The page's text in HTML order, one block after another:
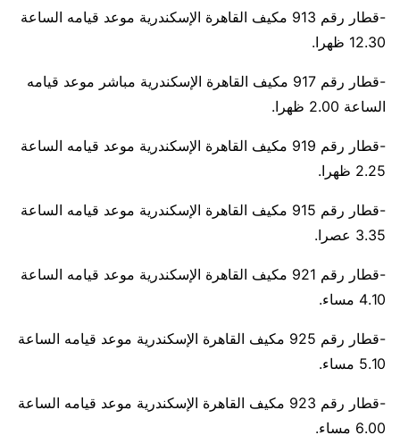
-قطار رقم 913 مكيف القاهرة الإسكندرية موعد قيامه الساعة
12.30 ظهرا.
-قطار رقم 917 مكيف القاهرة الإسكندرية مباشر موعد قيامه
الساعة 2.00 ظهرا.
-قطار رقم 919 مكيف القاهرة الإسكندرية موعد قيامه الساعة
2.25 ظهرا.
-قطار رقم 915 مكيف القاهرة الإسكندرية موعد قيامه الساعة
3.35 عصرا.
-قطار رقم 921 مكيف القاهرة الإسكندرية موعد قيامه الساعة
4.10 مساء.
-قطار رقم 925 مكيف القاهرة الإسكندرية موعد قيامه الساعة
5.10 مساء.
-قطار رقم 923 مكيف القاهرة الإسكندرية موعد قيامه الساعة
6.00 مساء.